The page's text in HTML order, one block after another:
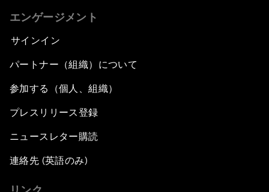
エンゲージメント
サインイン
パートナー（組織）について
参加する（個人、組織）
プレスリリース登録
ニュースレター購読
連絡先 (英語のみ)